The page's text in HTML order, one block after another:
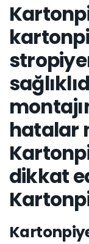
hatalar
dikkat